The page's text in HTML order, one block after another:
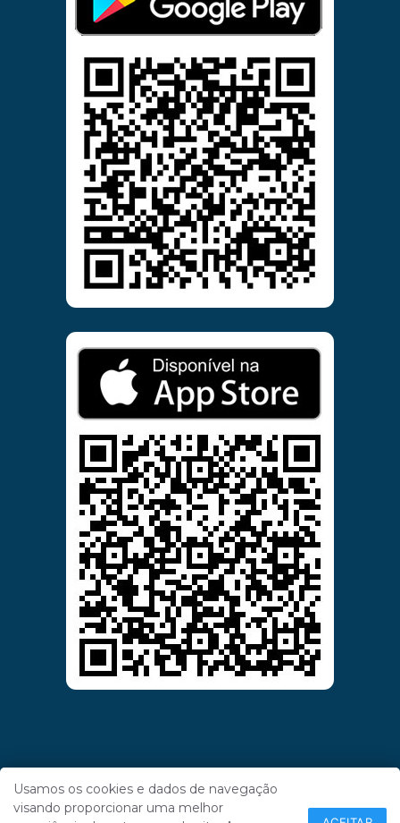
Usamos os cookies e dados de navegação
visando proporcionar uma melhor